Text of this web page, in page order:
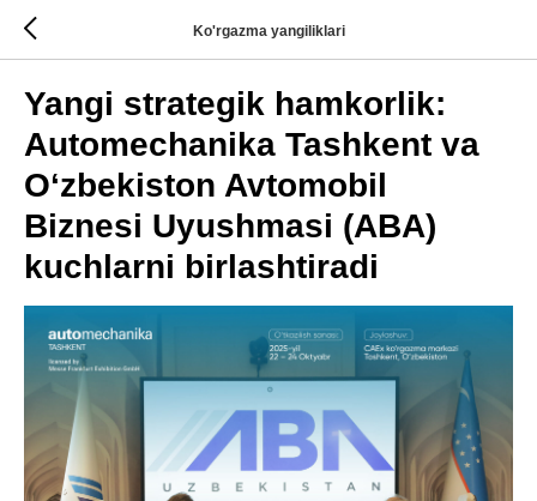
Ko'rgazma yangiliklari
Yangi strategik hamkorlik:
Automechanika Tashkent va
O‘zbekiston Avtomobil
Biznesi Uyushmasi (ABA)
kuchlarni birlashtiradi